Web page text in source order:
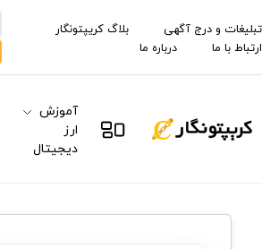
تبلیغات و درج آگهی
بلاگ کریپتونگار
ارتباط با ما
درباره ما
آموزش
ارز
دیجیتال